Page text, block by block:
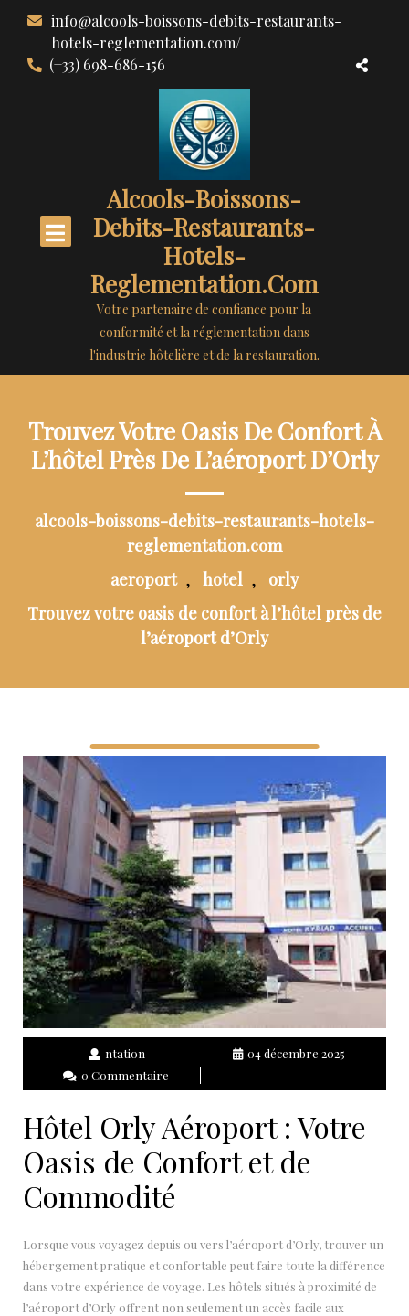
contenu
info@alcools-boissons-debits-restaurants-
hotels-reglementation.com/
(+33) 698-686-156
Alcools-Boissons-
Debits-Restaurants-
Hotels-
Reglementation.com
Votre partenaire de confiance pour la
conformité et la réglementation dans
l'industrie hôtelière et de la restauration.
Trouvez Votre Oasis De Confort À
L’hôtel Près De L’aéroport D’Orly
alcools-boissons-debits-restaurants-hotels-
reglementation.com
aeroport , hotel ,
orly
Trouvez votre oasis de confort à l’hôtel près de
l’aéroport d’Orly
ntation
04 décembre 2025
0 Commentaire
Hôtel Orly Aéroport : Votre
Oasis de Confort et de
Commodité
Lorsque vous voyagez depuis ou vers l’aéroport d’Orly, trouver un
hébergement pratique et confortable peut faire toute la différence
dans votre expérience de voyage. Les hôtels situés à proximité de
l’aéroport d’Orly offrent non seulement un accès facile aux